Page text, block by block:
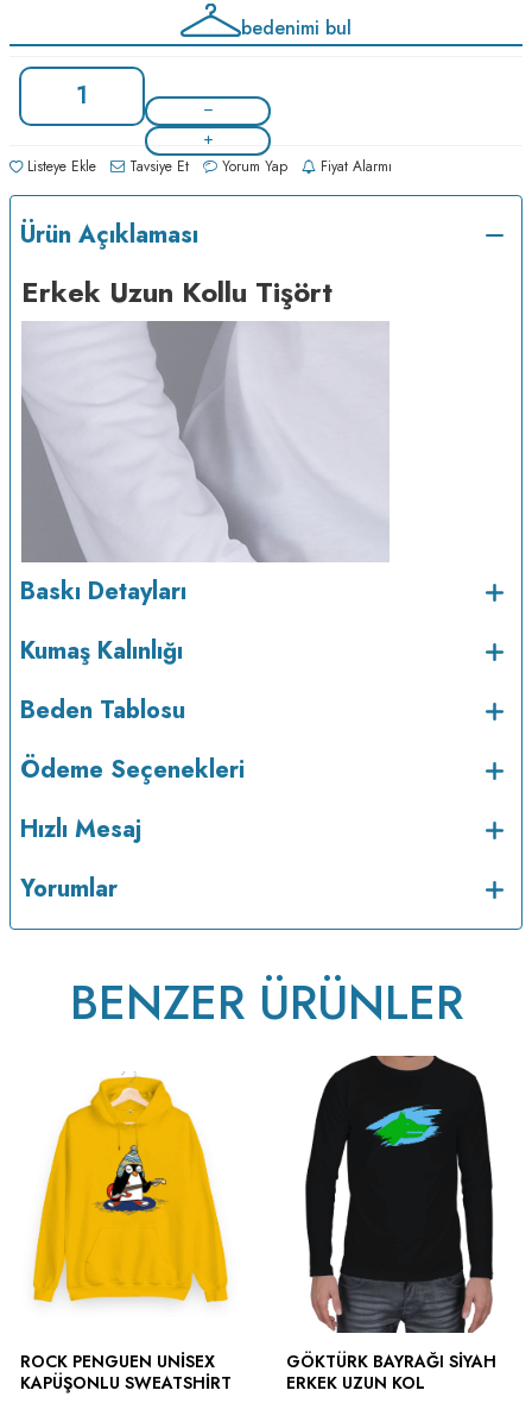
bedenimi bul
Listeye Ekle Tavsiye Et Yorum Yap Fiyat Alarmı
Ürün Açıklaması
Erkek Uzun Kollu Tişört
Ürün
Baskı Detayları
Kumaş Kalınlığı
Beden Tablosu
Ödeme Seçenekleri
Hızlı Mesaj
Yorumlar
BENZER ÜRÜNLER
ROCK PENGUEN UNISEX
KAPÜŞONLU SWEATSHIRT
GÖKTÜRK BAYRAĞI SIYAH
ERKEK UZUN KOL